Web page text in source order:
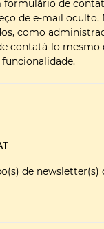
formulário de
de e-mail oculto.
como
contatá-lo mesmo
de newsletter(s)